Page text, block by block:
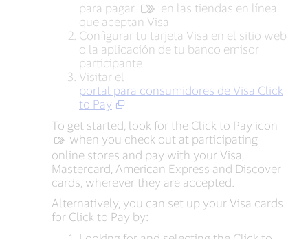
para pagar
en las tiendas en línea
que aceptan Visa
Configurar tu tarjeta Visa en el sitio web
o la aplicación de tu banco emisor
participante
Visitar el
portal para consumidores de Visa Click
to Pay
To get started, look for the Click to Pay icon
‍ when you check out at participating
online stores and pay with your Visa,
Mastercard, American Express and Discover
cards, wherever they are accepted.
Alternatively, you can set up your Visa cards
for Click to Pay by: